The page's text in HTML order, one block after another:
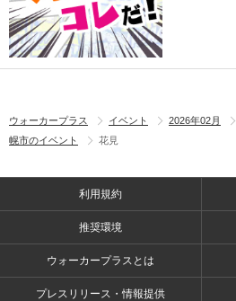
ウォーカープラス イベント 2026年02月
幌市のイベント
花見
利用規約
推奨環境
ウォーカープラスとは
プレスリリース・情報提供